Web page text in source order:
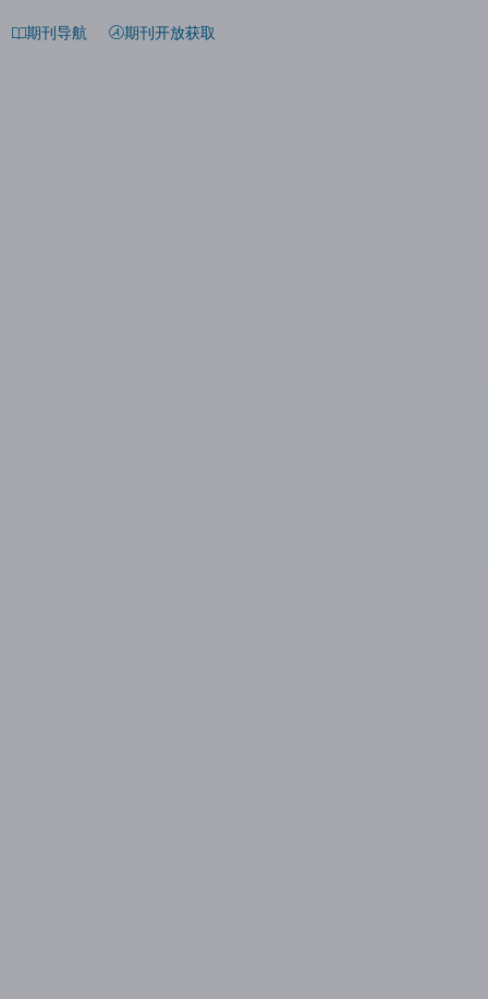
期刊导航 期刊开放获取